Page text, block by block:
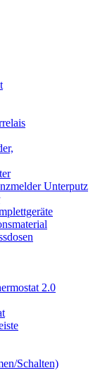
Unterputz
2.0
Schalten)